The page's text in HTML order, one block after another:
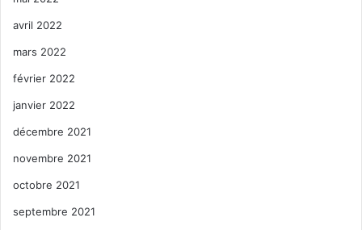
avril 2022
mars 2022
février 2022
janvier 2022
décembre 2021
novembre 2021
octobre 2021
septembre 2021